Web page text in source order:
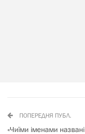
ПОПЕРЕДНЯ ПУБЛ.
«Чиїми іменами названі